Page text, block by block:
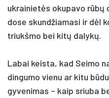
uk­rai­nietės oku­pa­vo
do­se skund­žia­ma­si ir dėl
triukš­mo bei kitų da­lykų.
La­bai keis­ta, kad Sei­mo
din­gu­mo vie­nu ar ki­tu
gy­ve­ni­mas – kaip sriu­ba